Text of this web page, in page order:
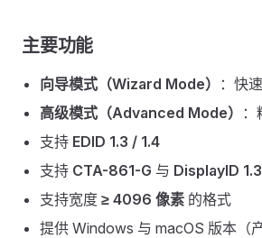
主要功能
向导模式（Wizard Mode）
：快
高级模式（Advanced Mode）
支持 EDID 1.3 / 1.4
支持 CTA-861-G 与 DisplayID 1.3
支持宽度 ≥ 4096 像素 的格式
提供 Windows 与 macOS 版本（